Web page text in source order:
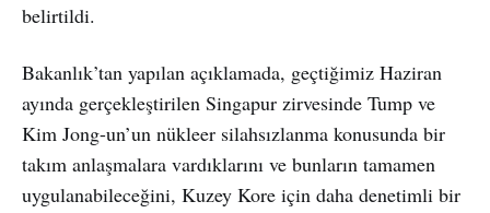
belirtildi.
Bakanlık’tan yapılan açıklamada, geçtiğimiz Haziran
ayında gerçekleştirilen Singapur zirvesinde Tump ve
Kim Jong-un’un nükleer silahsızlanma konusunda bir
takım anlaşmalara vardıklarını ve bunların tamamen
uygulanabileceğini, Kuzey Kore için daha denetimli bir